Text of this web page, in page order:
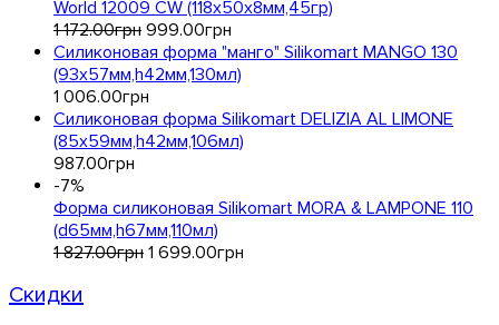
World 12009 CW (118x50x8мм,45гр)
1 172.00грн 999.00грн
Силиконовая форма "манго" Silikomart MANGO 130
(93x57мм,h42мм,130мл)
1 006.00грн
Силиконовая форма Silikomart DELIZIA AL LIMONE
(85x59мм,h42мм,106мл)
987.00грн
-7%
Форма силиконовая Silikomart MORA & LAMPONE 110
(d65мм,h67мм,110мл)
1 827.00грн 1 699.00грн
Скидки